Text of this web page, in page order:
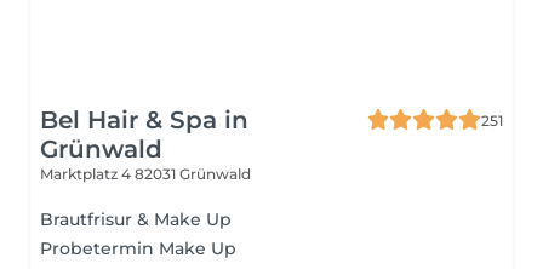
Bel Hair & Spa in
Grünwald
251
Marktplatz 4 82031 Grünwald
Brautfrisur & Make Up
Probetermin Make Up